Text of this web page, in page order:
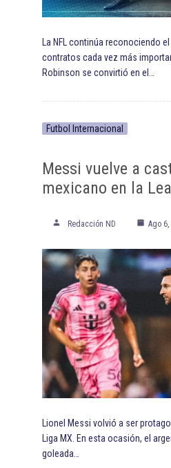
La NFL continúa reconociendo
contratos cada vez más
Robinson se convirtió en el…
Futbol Internacional
Messi vuelve a
mexicano en la
Redacción ND Ago
Lionel Messi volvió a ser
Liga MX. En esta ocasión, el
goleada…